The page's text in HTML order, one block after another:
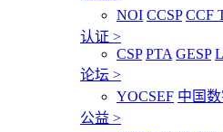
NOI CCSP CCF
认证 >
CSP PTA GESP
论坛 >
YOCSEF 中国
公益 >